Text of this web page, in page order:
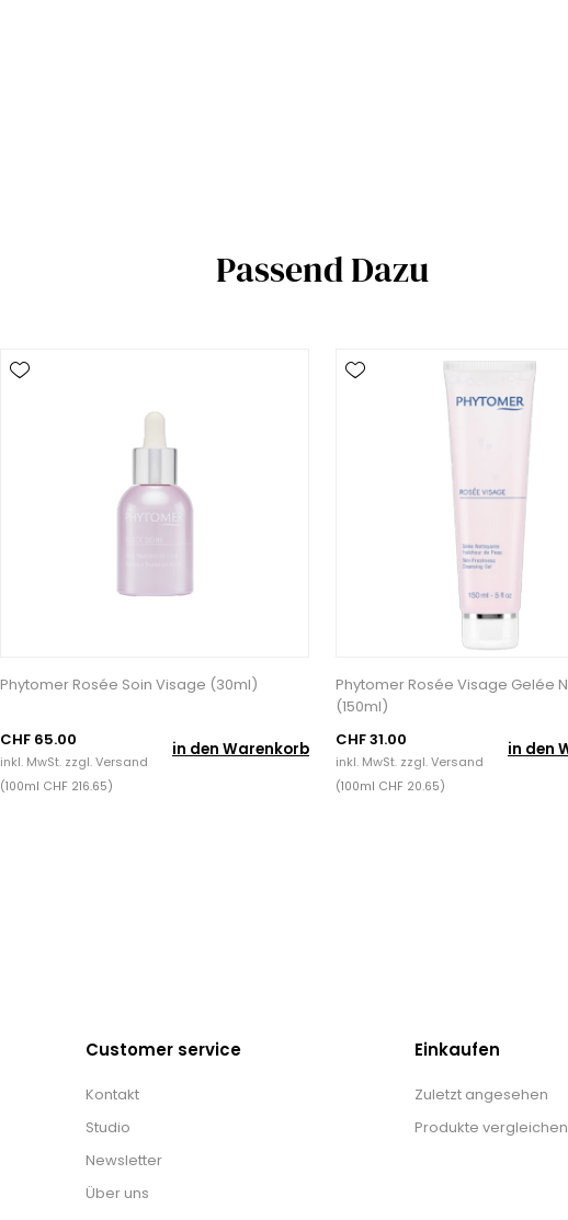
Passend Dazu
Phytomer Rosée Soin Visage (30ml)
CHF 65.00
inkl. MwSt. zzgl.Versand
in den Warenkorb
(100ml CHF 216.65)
Phytomer Rosée Visage Gelée
(150ml)
CHF 31.00
inkl. MwSt. zzgl.Versand
in den
(100ml CHF 20.65)
Customer service
Kontakt
Studio
Newsletter
Über uns
Einkaufen
Zuletzt angesehen
Produkte vergleichen